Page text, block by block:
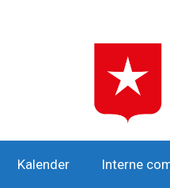
Kalender Interne